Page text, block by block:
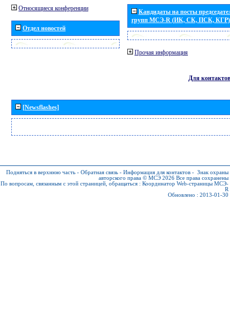
Относящиеся конференции
Отдел новостей
Кандидаты на посты
групп МСЭ-R (ИК, СК, ПСК, КГР)
Прочая информация
Для контактов
[Newsflashes]
Подняться в верхнюю часть - Обратная связь - Информация для контактов - Знак охраны
авторского права © МСЭ 2026 Все права сохранены
По вопросам, связанным с этой страницей, обращаться : Координатор Web-страницы МСЭ-
R
Обновлено : 2013-01-30